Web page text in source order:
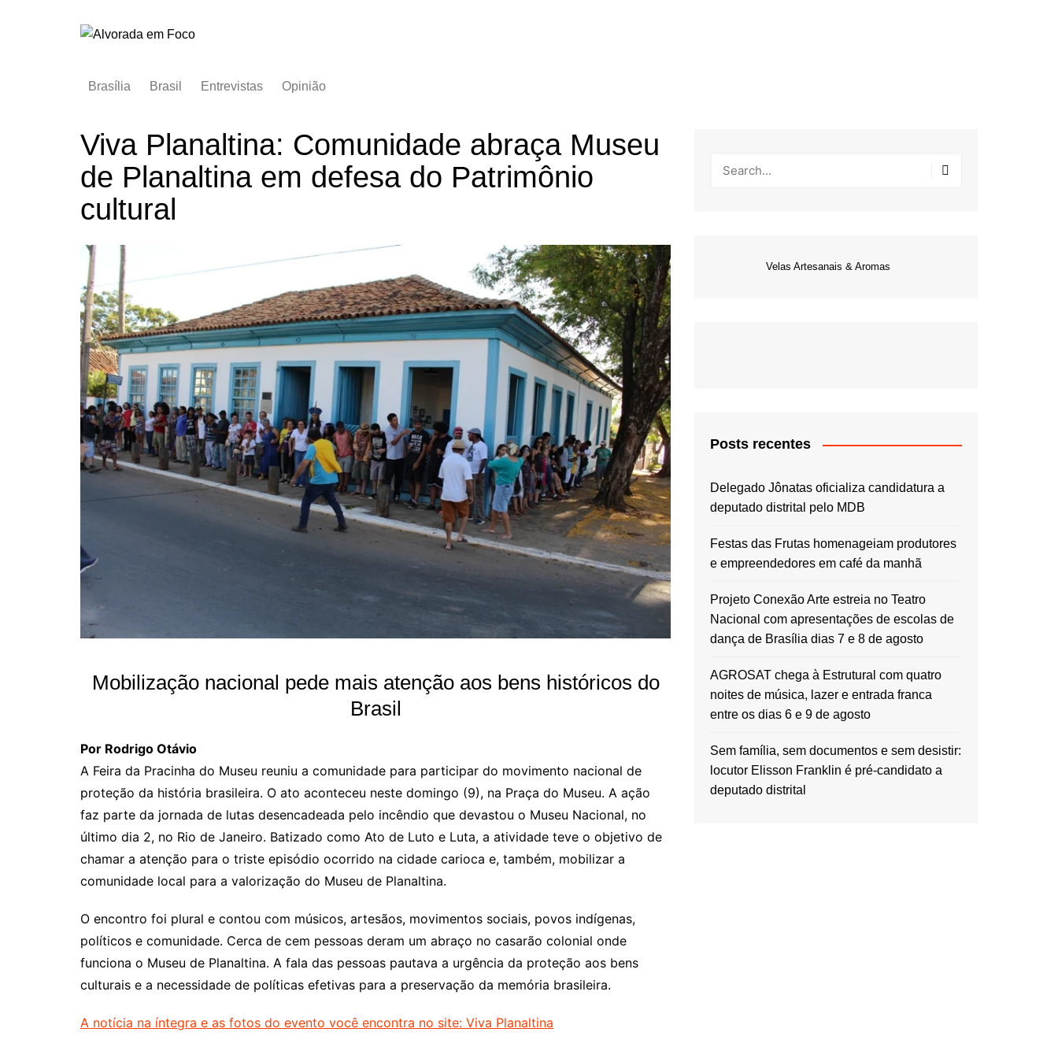
Brasília
Brasil Entrevistas Opinião
Viva Planaltina: Comunidade abraça Museu
de Planaltina em defesa do Patrimônio
cultural
Mobilização nacional pede mais atenção aos bens históricos do
Brasil
Por Rodrigo Otávio
A Feira da Pracinha do Museu reuniu a comunidade para participar do movimento nacional de
proteção da história brasileira. O ato aconteceu neste domingo (9), na Praça do Museu. A ação
faz parte da jornada de lutas desencadeada pelo incêndio que devastou o Museu Nacional, no
último dia 2, no Rio de Janeiro. Batizado como Ato de Luto e Luta, a atividade teve o objetivo de
chamar a atenção para o triste episódio ocorrido na cidade carioca e, também, mobilizar a
comunidade local para a valorização do Museu de Planaltina.
O encontro foi plural e contou com músicos, artesãos, movimentos sociais, povos indígenas,
políticos e comunidade. Cerca de cem pessoas deram um abraço no casarão colonial onde
funciona o Museu de Planaltina. A fala das pessoas pautava a urgência da proteção aos bens
culturais e a necessidade de políticas efetivas para a preservação da memória brasileira.
A notícia na íntegra e as fotos do evento você encontra no site: Viva Planaltina
Velas Artesanais & Aromas
Posts recentes
Delegado Jônatas oficializa candidatura a
deputado distrital pelo MDB
Festas das Frutas homenageiam produtores
e empreendedores em café da manhã
Projeto Conexão Arte estreia no Teatro
Nacional com apresentações de escolas de
dança de Brasília dias 7 e 8 de agosto
AGROSAT chega à Estrutural com quatro
noites de música, lazer e entrada franca
entre os dias 6 e 9 de agosto
Sem família, sem documentos e sem desistir:
locutor Elisson Franklin é pré-candidato a
deputado distrital